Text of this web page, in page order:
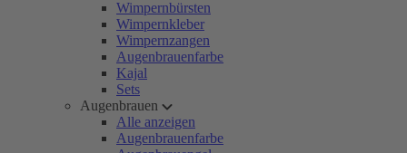
Wimpernbürsten
Wimpernkleber
Wimpernzangen
Augenbrauenfarbe
Kajal
Sets
Augenbrauen
Alle anzeigen
Augenbrauenfarbe